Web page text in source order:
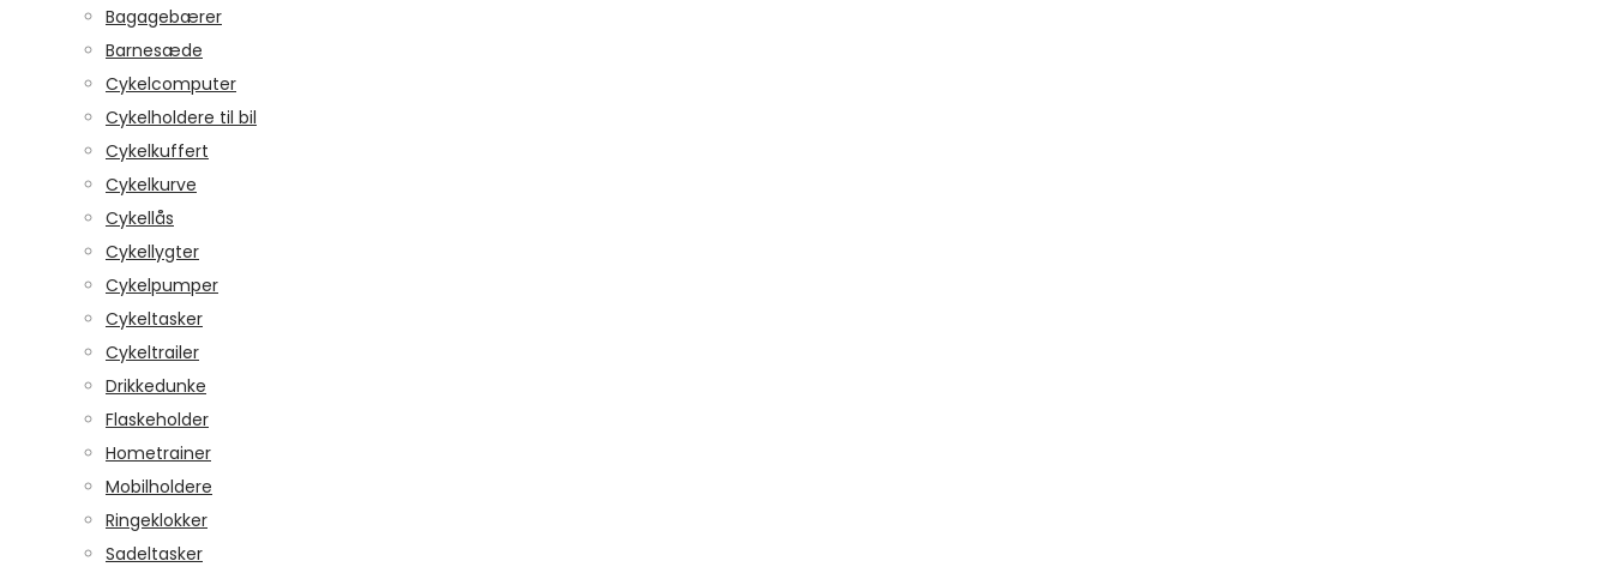
Bagagebærer
Barnesæde
Cykelcomputer
Cykelholdere til bil
Cykelkuffert
Cykelkurve
Cykellås
Cykellygter
Cykelpumper
Cykeltasker
Cykeltrailer
Drikkedunke
Flaskeholder
Hometrainer
Mobilholdere
Ringeklokker
Sadeltasker